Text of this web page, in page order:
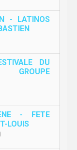
- LATINOS
DU
GROUPE
- FETE
LOUIS